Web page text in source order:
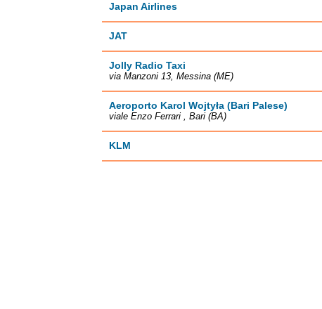
Japan Airlines
JAT
Jolly Radio Taxi
via Manzoni 13, Messina (ME)
Aeroporto Karol Wojtyła (Bari Palese)
viale Enzo Ferrari , Bari (BA)
KLM